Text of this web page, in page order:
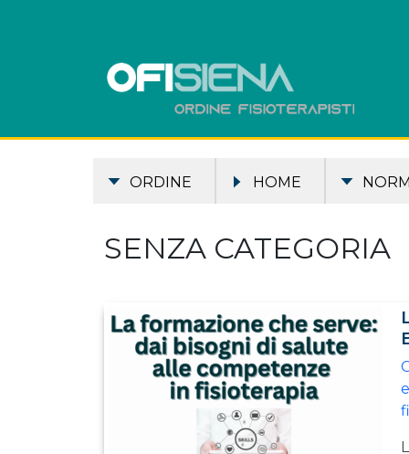
ORDINE HOME
SENZA CATEGORIA